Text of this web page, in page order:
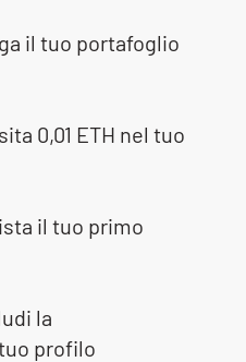
il tuo portafoglio
0,01 ETH nel tuo
il tuo primo
la
profilo